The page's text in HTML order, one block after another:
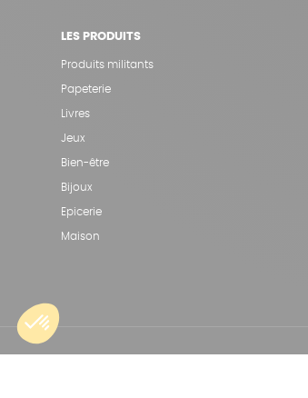
LES PRODUITS
Produits militants
Papeterie
Livres
Jeux
Bien-être
Bijoux
Epicerie
Maison